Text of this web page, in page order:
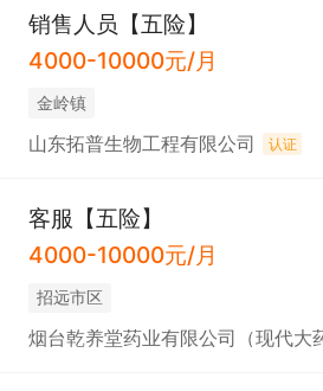
销售人员【五险】
4000-10000元/月
金岭镇
山东拓普生物工程有限公司 认证
客服【五险】
4000-10000元/月
招远市区
烟台乾养堂药业有限公司（现代大